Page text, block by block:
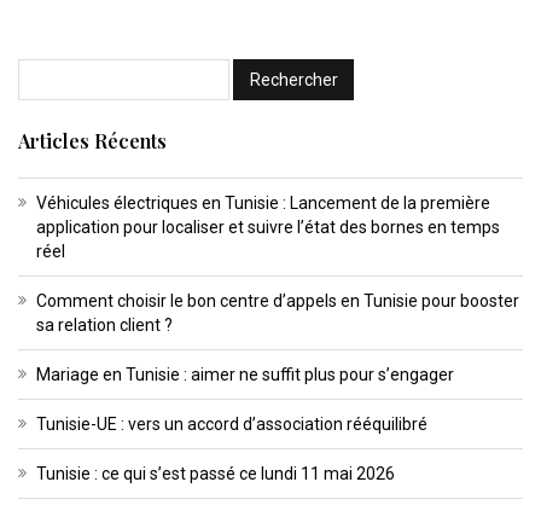
Articles Récents
Véhicules électriques en Tunisie : Lancement de la première
application pour localiser et suivre l’état des bornes en temps
réel
Comment choisir le bon centre d’appels en Tunisie pour booster
sa relation client ?
Mariage en Tunisie : aimer ne suffit plus pour s’engager
Tunisie-UE : vers un accord d’association rééquilibré
Tunisie : ce qui s’est passé ce lundi 11 mai 2026